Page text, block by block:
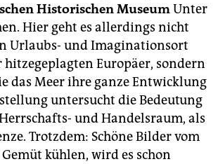
Historischen MuseumUnter
Hier geht es allerdings nicht
Urlaubs- und Imaginationsort
hitzegeplagten Europäer, sondern
das Meer ihre ganze Entwicklung
untersucht die Bedeutung
und Handelsraum, als
Trotzdem: Schöne Bilder vom
Gemüt kühlen, wird es schon